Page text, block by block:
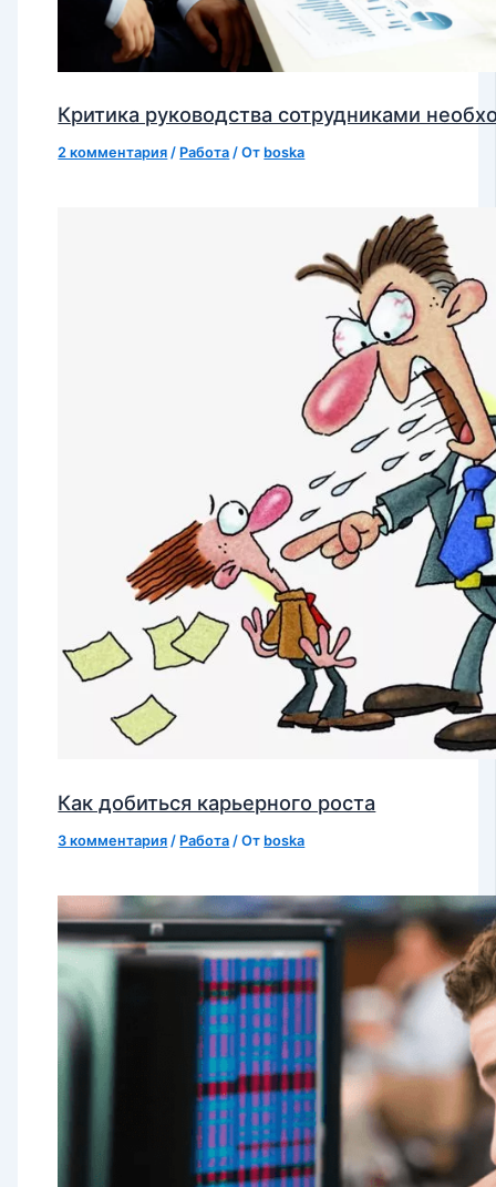
Критика руководства сотрудниками
2 комментария / Работа / От boska
Как добиться карьерного роста
3 комментария / Работа / От boska